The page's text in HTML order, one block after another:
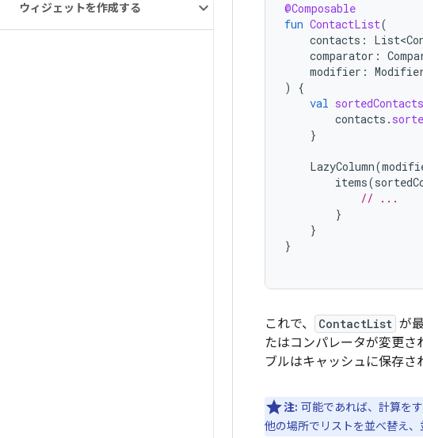
ウィジェットを作成する
@Composable
fun ContactList(
contacts :
comparator :
modifier :
)
{
val sortedContacts
contacts .
}
LazyColumn(
items(
// ...
}
}
}
これで、 ContactList が
たはコンパレータが変更
ブルはキャッシュに保存さ
注: 可能であれば、計算を
他の場所でリストを並べ替え